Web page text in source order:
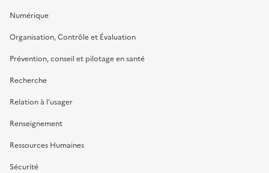
Numérique
Organisation, Contrôle et Évaluation
Prévention, conseil et pilotage en santé
Recherche
Relation à l’usager
Renseignement
Ressources Humaines
Sécurité